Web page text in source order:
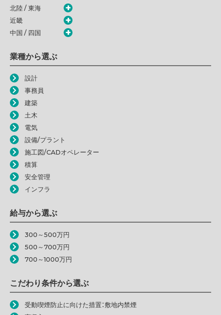
北陸 / 東海
近畿
中国 / 四国
業種から選ぶ
設計
事務員
建築
土木
電気
設備/プラント
施工図/CADオペレーター
積算
安全管理
インフラ
給与から選ぶ
300～500万円
500～700万円
700～1000万円
こだわり条件から選ぶ
受動喫煙防止に向けた措置：敷地内禁煙